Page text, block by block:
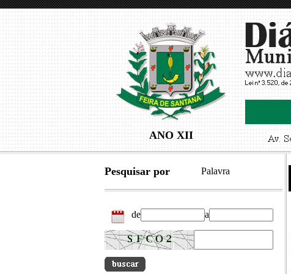
ANO XII
Pesquisar por Palavra
de a